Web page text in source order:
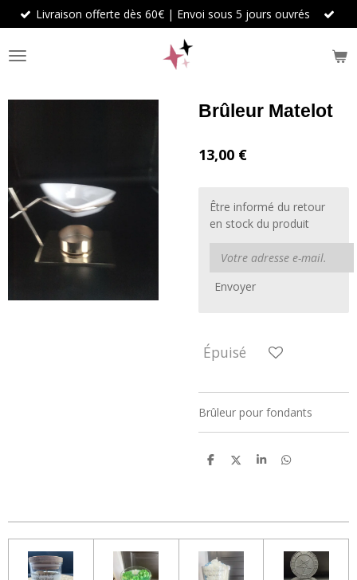
Passer
au
contenu
principal
Livraison offerte dès 60€ | Envoi sous 5 jours ouvrés
Brûleur Matelot
13,00 €
Être informé du retour
en stock du produit
Envoyer
Épuisé
Brûleur pour fondants
P
g
r
P
g
r
P
g
r
P
g
r